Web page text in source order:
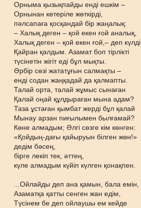
Орныма қызықпайды енді ешкім –
Орнынан көтеріле жөткірді,
пәлсапаға қосқандай бір жаңалық:
– Халық деген – қой екен ғой аналық,
Халық деген – қой екен ғой,– деп күлді.
Қайран қалдым. Азамат боп тірлікті
түсінетін жігіт еді бұл мықты.
Әрбір сөзі жататұғын салмақты –
енді содан жаңқадай да қалмапты.
Талай орта, талай жұмыс сынаған
Қалай оңай құлдыраған мына адам?
Таза ұстаған қымбат жерді бұл қалай
Мынау арзан пиғылымен былғамай?
Көне алмадым; Әлгі сөзге кім көнген:
«Қойдың-дағы қайыруын білген жөн!»
дедім бәсең,
бірге лекіп тек, әттең,
күле алмадым күйіп күлген қонақпен.
...Ойлайды деп ана қамын, бала емін,
Азаматқа қатты сенген жан едім,
Түсінем бе деп ойлаушы ем кейде